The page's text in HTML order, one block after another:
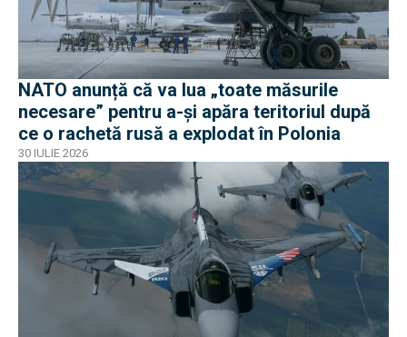
NATO anunță că va lua „toate măsurile
necesare” pentru a-și apăra teritoriul după
ce o rachetă rusă a explodat în Polonia
30 IULIE 2026